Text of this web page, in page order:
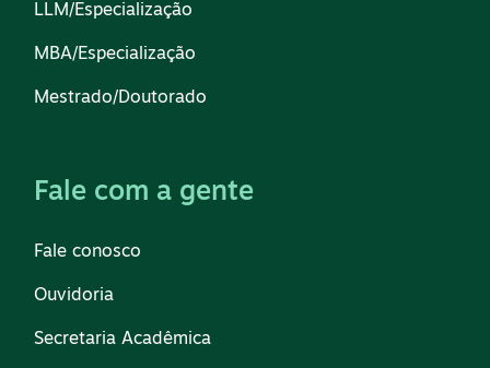
LLM/Especialização
MBA/Especialização
Mestrado/Doutorado
Fale com a gente
Fale conosco
Ouvidoria
Secretaria Acadêmica